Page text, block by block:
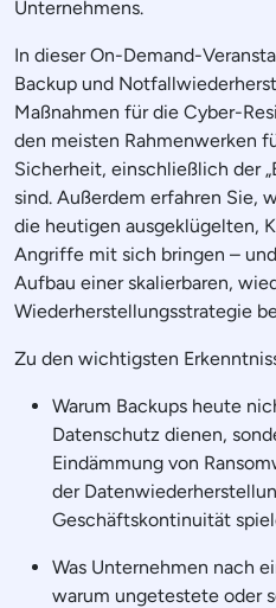
Unternehmens.
In dieser On-Demand-
Backup und
Maßnahmen für die Cyber-
den meisten Rahmenwerken
Sicherheit, einschließlich der
sind. Außerdem erfahren Sie,
die heutigen ausgeklügelten,
Angriffe mit sich bringen –
Aufbau einer skalierbaren,
Wiederherstellungsstrategie
Zu den wichtigsten
Warum Backups heute
Datenschutz dienen,
Eindämmung von
der
Geschäftskontinuität
Was Unternehmen nach
warum ungetestete oder